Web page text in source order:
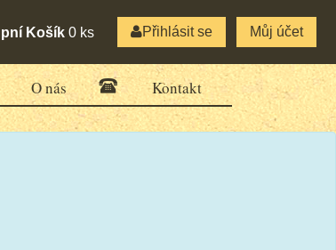
Košík 0 ks Přihlásit se Můj účet
O nás Kontakt